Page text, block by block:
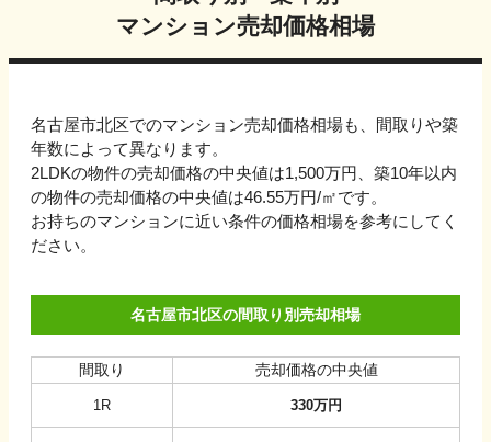
マンション売却価格相場
名古屋市北区でのマンション売却価格相場も、間取りや築
年数によって異なります。
2LDKの物件の売却価格の中央値は1,500万円、 築10年以内
の物件の売却価格の中央値は46.55万円/㎡です。
お持ちのマンションに近い条件の価格相場を参考にしてく
ださい。
名古屋市北区の間取り別売却相場
間取り 売却価格の中央値
1R 330万円